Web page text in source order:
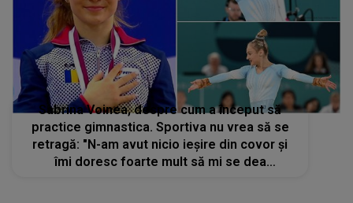
Sabrina Voinea, despre cum a început să
practice gimnastica. Sportiva nu vrea să se
retragă: "N-am avut nicio ieșire din covor și
îmi doresc foarte mult să mi se dea